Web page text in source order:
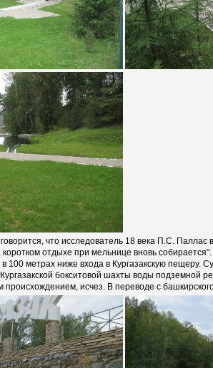
что исследователь 18 века П.С. Паллас
отдыхе при мельнице вновь
100 метрах ниже входа в Кургазакскую пещеру.
бокситовой шахты воды подземной
исчез. В переводе с